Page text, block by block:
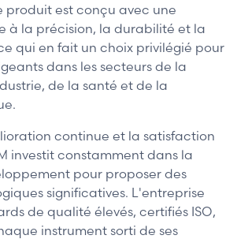
produit est conçu avec une
à la précision, la durabilité et la
qui en fait un choix privilégié pour
dans les secteurs de la
de la santé et de la
continue et la satisfaction
investit constamment dans la
pour proposer des
significatives. L'entreprise
de qualité élevés, certifiés ISO,
instrument sorti de ses